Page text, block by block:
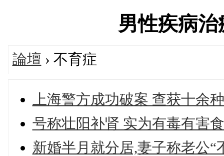
男性疾病
論壇 › 不育症
上海警方成功破案 查获十余
号称壮阳补肾 实为有毒有害
新婚半月就分居,妻子称老公“